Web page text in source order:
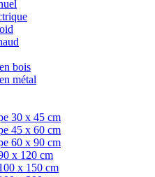
bois
métal
30 x 45 cm
45 x 60 cm
60 x 90 cm
x 120 cm
x 150 cm